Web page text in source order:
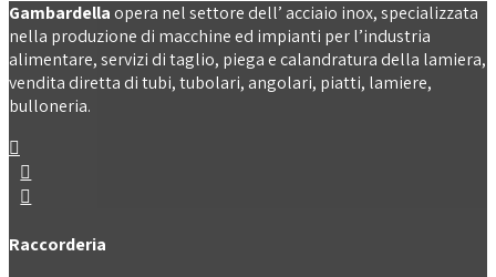
Gambardellaopera nel settore dell’ acciaio inox, specializzata
nella produzione di macchine ed impianti per l’industria
alimentare, servizi di taglio, piega e calandratura della lamiera,
vendita diretta di tubi, tubolari, angolari, piatti, lamiere,
bulloneria.
Raccorderia